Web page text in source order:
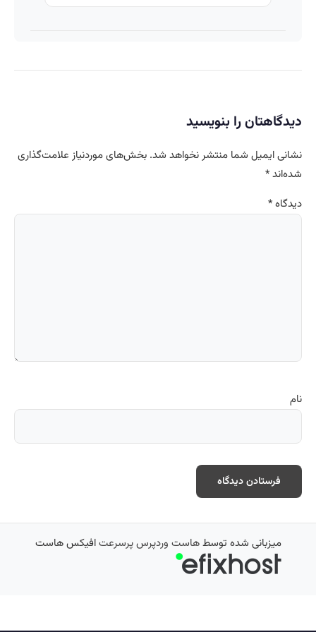
دیدگاهتان را بنویسید
نشانی ایمیل شما منتشر نخواهد شد. بخش‌های موردنیاز علامت‌گذاری
شده‌اند*
دیدگاه*
نام
میزبانی شده توسطهاست وردپرس پرسرعتافیکس هاست